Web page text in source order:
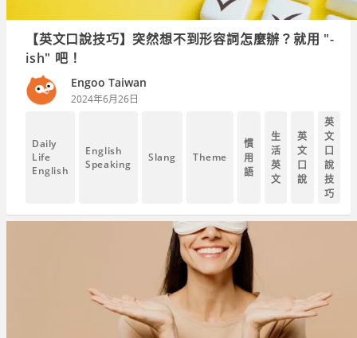
【英文口說技巧】突然想不到形容詞怎麼辦？就用 "-
ish" 吧！
Engoo Taiwan
2024年6月26日
Daily
Life
English
English
Speaking
Slang Theme
慣
用
語
生
活
英
文
英
文
口
說
英
文
口
說
技
巧